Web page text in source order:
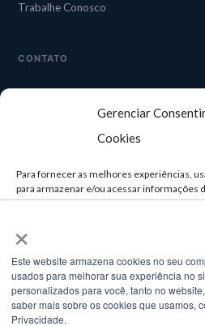
×
Este website armazena cookies no seu
usados ​​para melhorar sua experiência no
personalizados para você, tanto no
saber mais sobre os cookies que usamos,
Privacidade.
Gerenciar
Cookies
Para fornecer as melhores experiências,
para armazenar e/ou acessar
para essas tecnologias nos permitirá
consentimento pode afetar negativamente
NEGAR
Trabalhe Conosco
CONTATO
Rua Guapuruvu, 242 — 3° andar
Alphaville, Campinas/SP
TELEFONE
(11) 3958-4929 / (11) 3957-0498
comercial@setatelecom.com.br
© 2025 Seta Telecom. Todos os direitos